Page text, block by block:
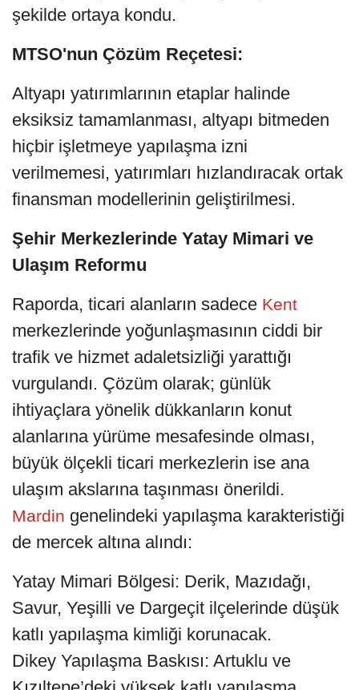
şekilde ortaya kondu.
MTSO'nun Çözüm Reçetesi:
Altyapı yatırımlarının etaplar halinde
eksiksiz tamamlanması, altyapı bitmeden
hiçbir işletmeye yapılaşma izni
verilmemesi, yatırımları hızlandıracak ortak
finansman modellerinin geliştirilmesi.
Şehir Merkezlerinde Yatay Mimari ve
Ulaşım Reformu
Raporda, ticari alanların sadece Kent
merkezlerinde yoğunlaşmasının ciddi bir
trafik ve hizmet adaletsizliği yarattığı
vurgulandı. Çözüm olarak; günlük
ihtiyaçlara yönelik dükkanların konut
alanlarına yürüme mesafesinde olması,
büyük ölçekli ticari merkezlerin ise ana
ulaşım akslarına taşınması önerildi.
Mardin genelindeki yapılaşma karakteristiği
de mercek altına alındı:
Yatay Mimari Bölgesi: Derik, Mazıdağı,
Savur, Yeşilli ve Dargeçit ilçelerinde düşük
katlı yapılaşma kimliği korunacak.
Dikey Yapılaşma Baskısı: Artuklu ve